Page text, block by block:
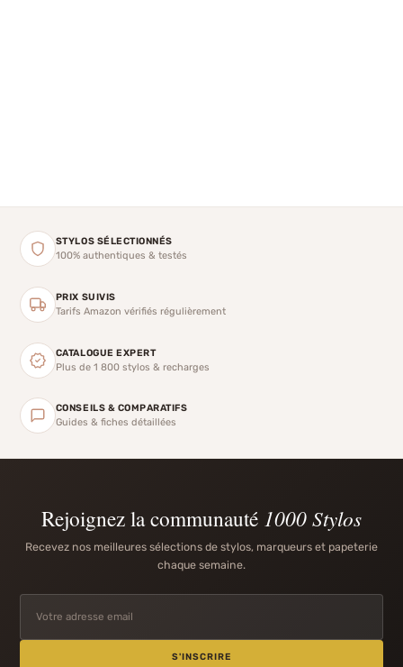
STYLOS SÉLECTIONNÉS
100% authentiques & testés
PRIX SUIVIS
Tarifs Amazon vérifiés régulièrement
CATALOGUE EXPERT
Plus de 1 800 stylos & recharges
CONSEILS & COMPARATIFS
Guides & fiches détaillées
Rejoignez la communauté 1000 Stylos
Recevez nos meilleures sélections de stylos, marqueurs et papeterie
chaque semaine.
S'INSCRIRE